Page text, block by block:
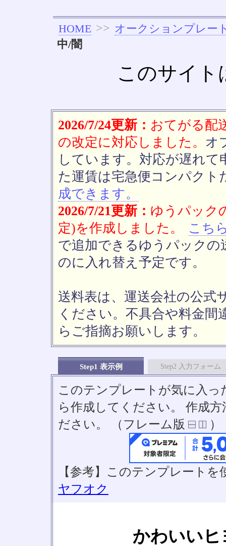
HOME >> オークションプレー
中/闇
このサイト
2026/7/24更新： おてがる配
の改定に対応しました。 オ
しています。対応が遅れ
た運賃は宅急便コンパクト
成できます。
2026/7/21更新： ゆうパック
定)を作成しました。
こち
で追加できるゆうパックの
のに入れ替え予定です。
送料表は、運送会社の公式
ください。不具合や料金間
らご指摘お願いします。
Step1 表示例 Step2 入力フォーム
このテンプレートが気に入っ
ら作成してください。 作成
ださい。 （フレーム版
）
【参考】このテンプレート
ヤフオク
かわいい